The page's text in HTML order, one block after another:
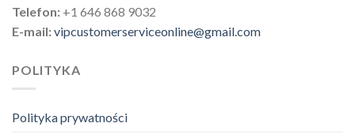
Telefon: +1 646 868 9032
E-mail:vipcustomerserviceonline@gmail.com
POLITYKA
Polityka prywatności